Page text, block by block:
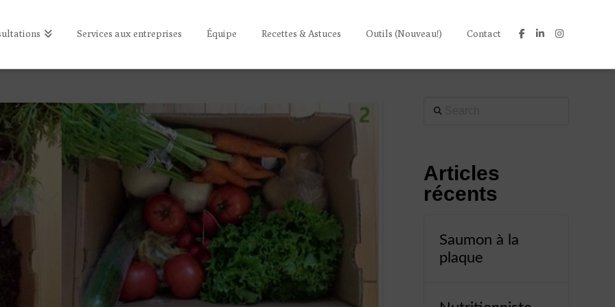
Services aux entreprises Équipe Recettes & Astuces Outils (Nouveau!) Contact
Search
Articles
récents
Saumon à la
plaque